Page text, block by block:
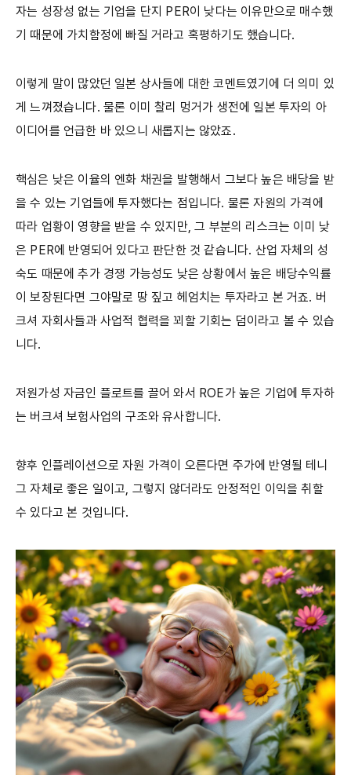
자는 성장성 없는 기업을 단지 PER이 낮다는 이유만으로 매수했
기 때문에 가치함정에 빠질 거라고 혹평하기도 했습니다.
이렇게 말이 많았던 일본 상사들에 대한 코멘트였기에 더 의미 있
게 느껴졌습니다. 물론 이미 찰리 멍거가 생전에 일본 투자의 아
이디어를 언급한 바 있으니 새롭지는 않았죠.
핵심은 낮은 이율의 엔화 채권을 발행해서 그보다 높은 배당을 받
을 수 있는 기업들에 투자했다는 점입니다. 물론 자원의 가격에
따라 업황이 영향을 받을 수 있지만, 그 부분의 리스크는 이미 낮
은 PER에 반영되어 있다고 판단한 것 같습니다. 산업 자체의 성
숙도 때문에 추가 경쟁 가능성도 낮은 상황에서 높은 배당수익률
이 보장된다면 그야말로 땅 짚고 헤엄치는 투자라고 본 거죠. 버
크셔 자회사들과 사업적 협력을 꾀할 기회는 덤이라고 볼 수 있습
니다.
저원가성 자금인 플로트를 끌어 와서 ROE가 높은 기업에 투자하
는 버크셔 보험사업의 구조와 유사합니다.
향후 인플레이션으로 자원 가격이 오른다면 주가에 반영될 테니
그 자체로 좋은 일이고, 그렇지 않더라도 안정적인 이익을 취할
수 있다고 본 것입니다.